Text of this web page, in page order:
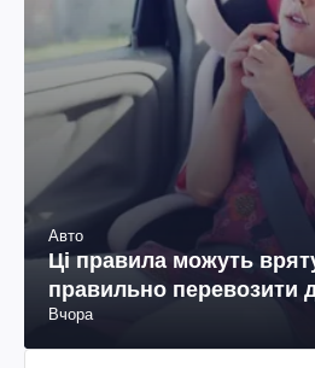
Авто
Ці правила можуть
правильно перевозити
Вчора